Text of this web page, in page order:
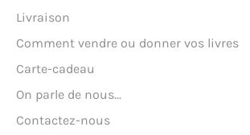
Livraison
Comment vendre ou donner vos livres
Carte-cadeau
On parle de nous...
Contactez-nous